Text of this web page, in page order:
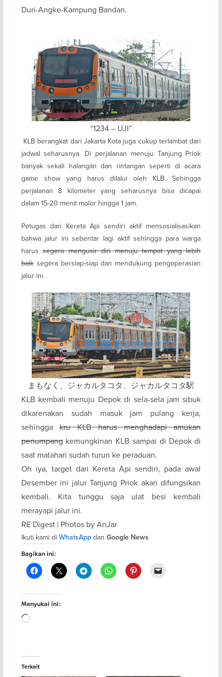
Duri-Angke-Kampung Bandan.
“1234 – UJI”
KLB berangkat dari Jakarta Kota juga cukup terlambat dari
jadwal seharusnya. Di perjalanan menuju Tanjung Priok
banyak sekali halangan dan rintangan seperti di acara
game show yang harus dilalui oleh KLB. Sehingga
perjalanan 8 kilometer yang seharusnya bisa dicapai
dalam 15-20 menit molor hingga 1 jam.
Petugas dari Kereta Api sendiri aktif mensosialisasikan
bahwa jalur ini sebentar lagi aktif sehingga para warga
harussegera mengusir diri menuju tempat yang lebih
baiksegera bersiap-siap dan mendukung pengoperasian
jalur ini.
まもなく、ジャカルタコタ、ジャカルタコタ駅
KLB kembali menuju Depok di sela-sela jam sibuk
dikarenakan sudah masuk jam pulang kerja,
sehinggakru KLB harus menghadapi amukan
penumpangkemungkinan KLB sampai di Depok di
saat matahari sudah turun ke peraduan.
Oh iya, target dari Kereta Api sendiri, pada awal
Desember ini jalur Tanjung Priok akan difungsikan
kembali. Kita tunggu saja ulat besi kembali
merayapi jalur ini.
RE Digest | Photos by AnJar
Ikuti kami di WhatsAppdan Google News
Bagikan ini:
Menyukai ini:
Memuat...
Terkait